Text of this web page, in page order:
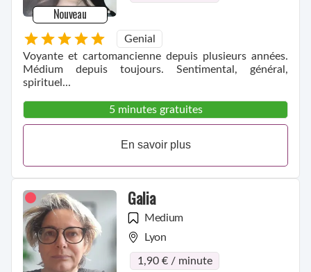
Nouveau
Genial
Voyante et cartomancienne depuis plusieurs années.
Médium depuis toujours. Sentimental, général,
spirituel...
5 minutes gratuites
En savoir plus
Galia
Medium
Lyon
1,90 € / minute